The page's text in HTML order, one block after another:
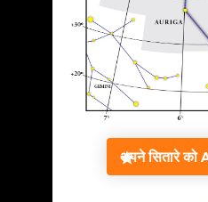
अपने सितारे को